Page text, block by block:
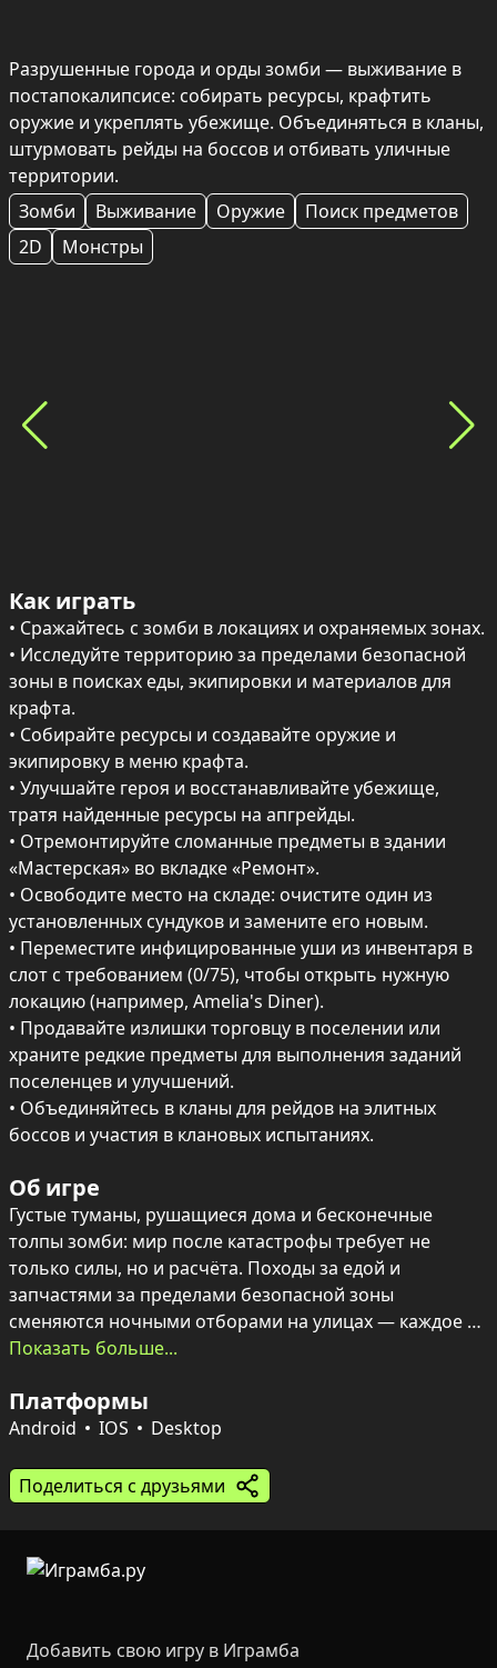
Разрушенные города и орды зомби — выживание в
постапокалипсисе: собирать ресурсы, крафтить
оружие и укреплять убежище. Объединяться в кланы,
штурмовать рейды на боссов и отбивать уличные
территории.
Зомби
Выживание Оружие
Поиск предметов
2D
Монстры
Как играть
• Сражайтесь с зомби в локациях и охраняемых зонах.
• Исследуйте территорию за пределами безопасной
зоны в поисках еды, экипировки и материалов для
крафта.
• Собирайте ресурсы и создавайте оружие и
экипировку в меню крафта.
• Улучшайте героя и восстанавливайте убежище,
тратя найденные ресурсы на апгрейды.
• Отремонтируйте сломанные предметы в здании
«Мастерская» во вкладке «Ремонт».
• Освободите место на складе: очистите один из
установленных сундуков и замените его новым.
• Переместите инфицированные уши из инвентаря в
слот с требованием (0/75), чтобы открыть нужную
локацию (например, Amelia's Diner).
• Продавайте излишки торговцу в поселении или
храните редкие предметы для выполнения заданий
поселенцев и улучшений.
• Объединяйтесь в кланы для рейдов на элитных
боссов и участия в клановых испытаниях.
Об игре
Густые туманы, рушащиеся дома и бесконечные
толпы зомби: мир после катастрофы требует не
только силы, но и расчёта. Походы за едой и
запчастями за пределами безопасной зоны
сменяются ночными отборами на улицах — каждое
решение может спасти или погубить отряд.
восстановление своего убежища: сбор материалов,
создание оружия и экипировки, ремонт вещей в
нужны для квестов поселенцев и апгрейда зданий —
лишнее можно продать торговцу. Для серьёзных
стремительно штурмуют элитных боссов и
выполняют клановые испытания.
Показать больше...
Платформы
Android IOS Desktop
Поделиться с друзьями
Добавить свою игру в Играмба